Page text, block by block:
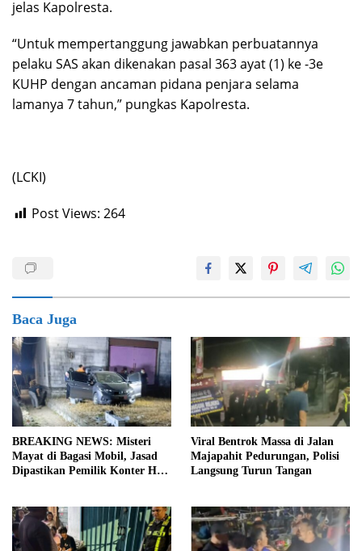
jelas Kapolresta.
“Untuk mempertanggung jawabkan perbuatannya
pelaku SAS akan dikenakan pasal 363 ayat (1) ke -3e
KUHP dengan ancaman pidana penjara selama
lamanya 7 tahun,” pungkas Kapolresta.
(LCKI)
Post Views: 264
Baca Juga
BREAKING NEWS: Misteri
Mayat di Bagasi Mobil, Jasad
Dipastikan Pemilik Konter HP
Viral Bentrok Massa di Jalan
Majapahit Pedurungan, Polisi
Langsung Turun Tangan